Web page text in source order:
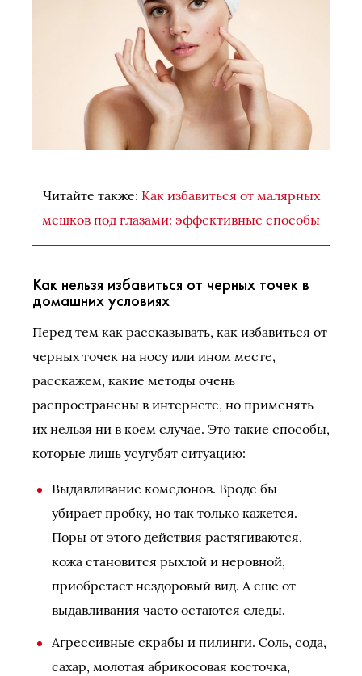
Читайте также: Как избавиться от малярных
мешков под глазами: эффективные способы
Как нельзя избавиться от черных точек в
домашних условиях
Перед тем как рассказывать, как избавиться от
черных точек на носу или ином месте,
расскажем, какие методы очень
распространены в интернете, но применять
их нельзя ни в коем случае. Это такие способы,
которые лишь усугубят ситуацию:
Выдавливание комедонов. Вроде бы
убирает пробку, но так только кажется.
Поры от этого действия растягиваются,
кожа становится рыхлой и неровной,
приобретает нездоровый вид. А еще от
выдавливания часто остаются следы.
Агрессивные скрабы и пилинги. Соль, сода,
сахар, молотая абрикосовая косточка,